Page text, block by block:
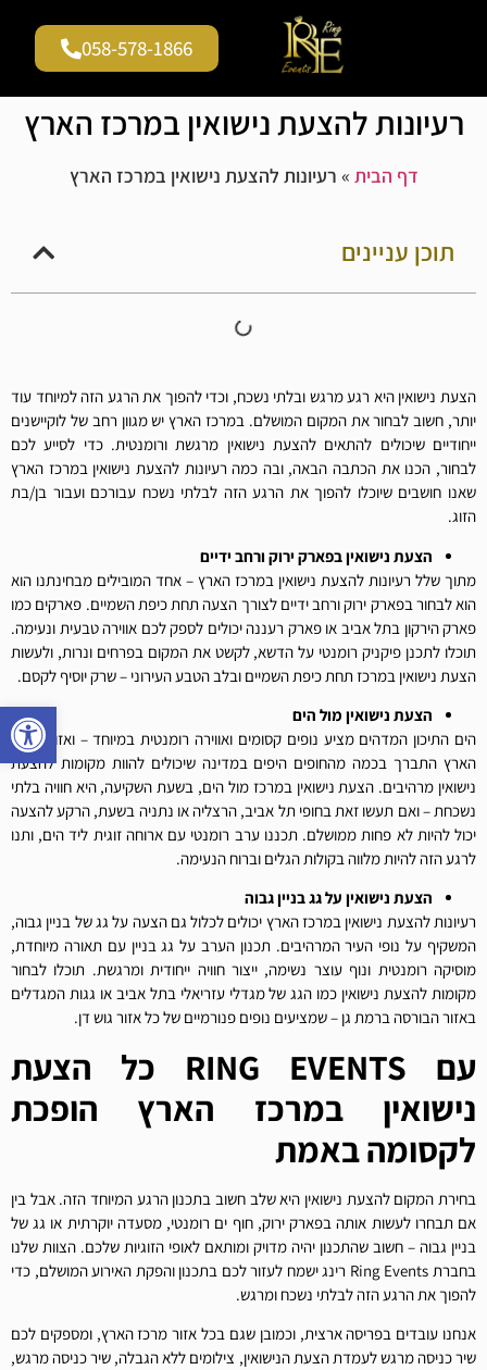
058-578-1866
רעיונות להצעת נישואין במרכז הארץ
דף הבית » רעיונות להצעת נישואין במרכז הארץ
תוכן עניינים
הצעת נישואין היא רגע מרגש ובלתי נשכח, וכדי להפוך את הרגע הזה למיוחד עוד
יותר, חשוב לבחור את המקום המושלם. במרכז הארץ יש מגוון רחב של לוקיישנים
ייחודיים שיכולים להתאים להצעת נישואין מרגשת ורומנטית. כדי לסייע לכם
לבחור, הכנו את הכתבה הבאה, ובה כמה רעיונות להצעת נישואין במרכז הארץ
שאנו חושבים שיוכלו להפוך את הרגע הזה לבלתי נשכח עבורכם ועבור בן/בת
הזוג.
הצעת נישואין בפארק ירוק ורחב ידיים
מתוך שלל רעיונות להצעת נישואין במרכז הארץ – אחד המובילים מבחינתנו הוא
הוא לבחור בפארק ירוק ורחב ידיים לצורך הצעה תחת כיפת השמיים. פארקים כמו
פארק הירקון בתל אביב או פארק רעננה יכולים לספק לכם אווירה טבעית ונעימה.
תוכלו לתכנן פיקניק רומנטי על הדשא, לקשט את המקום בפרחים ונרות, ולעשות
הצעת נישואין במרכז תחת כיפת השמיים ובלב הטבע העירוני – שרק יוסיף לקסם.
הצעת נישואין מול הים
הים התיכון המדהים מציע נופים קסומים ואווירה רומנטית במיוחד – ואזור מרכז
הארץ התברך בכמה מהחופים היפים במדינה שיכולים להוות מקומות להצעת
נישואין מרהיבים. הצעת נישואין במרכז מול הים, בשעת השקיעה, היא חוויה בלתי
נשכחת – ואם תעשו זאת בחופי תל אביב, הרצליה או נתניה בשעת, הרקע להצעה
יכול להיות לא פחות ממושלם. תכננו ערב רומנטי עם ארוחה זוגית ליד הים, ותנו
לרגע הזה להיות מלווה בקולות הגלים וברוח הנעימה.
הצעת נישואין על גג בניין גבוה
רעיונות להצעת נישואין במרכז הארץ יכולים לכלול גם הצעה על גג של בניין גבוה,
המשקיף על נופי העיר המרהיבים. תכנון הערב על גג בניין עם תאורה מיוחדת,
מוסיקה רומנטית ונוף עוצר נשימה, ייצור חוויה ייחודית ומרגשת. תוכלו לבחור
מקומות להצעת נישואין כמו הגג של מגדלי עזריאלי בתל אביב או גגות המגדלים
באזור הבורסה ברמת גן – שמציעים נופים פנורמיים של כל אזור גוש דן.
עם RING EVENTS כל הצעת
נישואין במרכז הארץ הופכת
לקסומה באמת
בחירת המקום להצעת נישואין היא שלב חשוב בתכנון הרגע המיוחד הזה. אבל בין
אם תבחרו לעשות אותה בפארק ירוק, חוף ים רומנטי, מסעדה יוקרתית או גג של
בניין גבוה – חשוב שהתכנון יהיה מדויק ומותאם לאופי הזוגיות שלכם. הצוות שלנו
בחברת Ring Events רינג ישמח לעזור לכם בתכנון והפקת האירוע המושלם, כדי
להפוך את הרגע הזה לבלתי נשכח ומרגש.
אנחנו עובדים בפריסה ארצית, וכמובן שגם בכל אזור מרכז הארץ, ומספקים לכם
שיר כניסה מרגש לעמדת הצעת הנישואין, צילומים ללא הגבלה, שיר כניסה מרגש,
פתח